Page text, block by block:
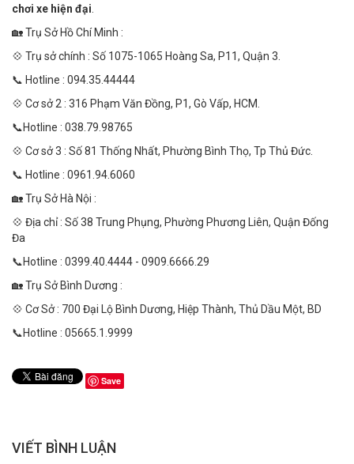
chơi xe hiện đại
🏡 Trụ Sở Hồ Chí Minh :
💠 Trụ sở chính : Số 1075-1065 Hoàng Sa, P11, Quận 3.
📞 Hotline : 094.35.44444
💠 Cơ sở 2 : 316 Phạm Văn Đồng, P1, Gò Vấp, HCM.
📞Hotline : 038.79.98765
💠 Cơ sở 3 : Số 81 Thống Nhất, Phường Bình Thọ, Tp Thủ Đức.
📞 Hotline : 0961.94.6060
🏡 Trụ Sở Hà Nội :
💠 Địa chỉ : Số 38 Trung Phụng, Phường Phương Liên, Quận Đống
Đa
📞Hotline : 0399.40.4444 - 0909.6666.29
🏡 Trụ Sở Bình Dương :
💠 Cơ Sở : 700 Đại Lộ Bình Dương, Hiệp Thành, Thủ Dầu Một, BD
📞Hotline : 05665.1.9999
Save
VIẾT BÌNH LUẬN